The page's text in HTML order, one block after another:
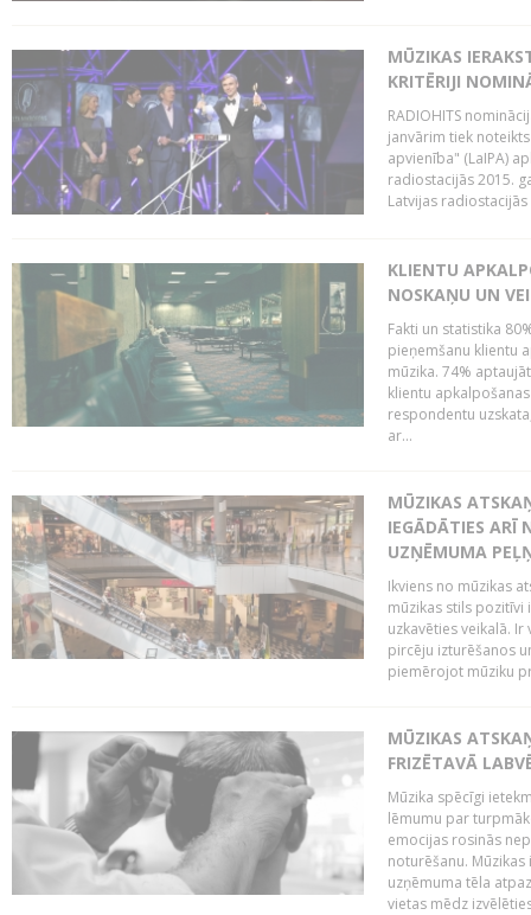
MŪZIKAS
KRITĒRIJI
RADIOHITS
janvārim tiek
apvienība" (LaIPA)
radiostacijās 2015.
Latvijas
KLIENTU
NOSKAŅU UN
Fakti un statistika
pieņemšanu klientu
mūzika. 74%
klientu
respondentu
ar...
MŪZIKAS
IEGĀDĀTIES ARĪ
UZŅĒMUMA
Ikviens no mūzikas
mūzikas stils pozitīvi
uzkavēties veikalā.
pircēju izturēšanos
piemērojot mūziku
MŪZIKAS
FRIZĒTAVĀ
Mūzika spēcīgi
lēmumu par
emocijas rosinās
noturēšanu.
uzņēmuma tēla
vietas mēdz